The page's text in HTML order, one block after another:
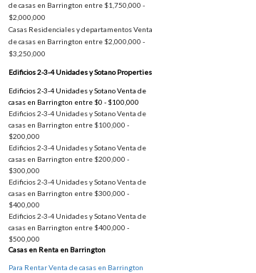
de casas en Barrington entre $1,750,000 -
$2,000,000
Casas Residenciales y departamentos Venta
de casas en Barrington entre $2,000,000 -
$3,250,000
Edificios 2-3-4 Unidades y Sotano Properties
Edificios 2-3-4 Unidades y Sotano Venta de
casas en Barrington entre $0 - $100,000
Edificios 2-3-4 Unidades y Sotano Venta de
casas en Barrington entre $100,000 -
$200,000
Edificios 2-3-4 Unidades y Sotano Venta de
casas en Barrington entre $200,000 -
$300,000
Edificios 2-3-4 Unidades y Sotano Venta de
casas en Barrington entre $300,000 -
$400,000
Edificios 2-3-4 Unidades y Sotano Venta de
casas en Barrington entre $400,000 -
$500,000
Casas en Renta en Barrington
Para Rentar Venta de casas en Barrington